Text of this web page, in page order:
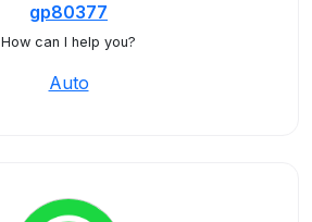
gp80377
How can I help you?
Auto